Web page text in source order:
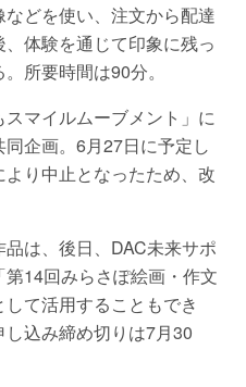
どを使い、注文から配達
体験を通じて印象に残っ
所要時間は90分。
マイルムーブメント」に
企画。6月27日に予定し
り中止となったため、改
は、後日、DAC未来サポ
14回みらさぽ絵画・作文
て活用することもでき
込み締め切りは7月30